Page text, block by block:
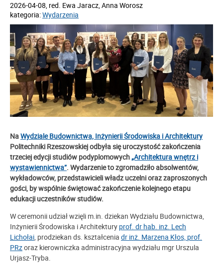
2026-04-08, red. Ewa Jaracz, Anna Worosz
kategoria:Wydarzenia
NaWydziale Budownictwa, Inżynierii Środowiska i Architektury
Politechniki Rzeszowskiej odbyła się uroczystość zakończenia
trzeciej edycji studiów podyplomowych„Architektura wnętrz i
wystawiennictwa”. Wydarzenie to zgromadziło absolwentów,
wykładowców, przedstawicieli władz uczelni oraz zaproszonych
gości, by wspólnie świętować zakończenie kolejnego etapu
edukacji uczestników studiów.
W ceremonii udział wzięli m.in. dziekan Wydziału Budownictwa,
Inżynierii Środowiska i Architektury prof. dr hab. inż. Lech
Lichołai, prodziekan ds. kształcenia dr inż. Marzena Kłos, prof.
PRzoraz kierowniczka administracyjna wydziału mgr Urszula
Urjasz-Tryba.